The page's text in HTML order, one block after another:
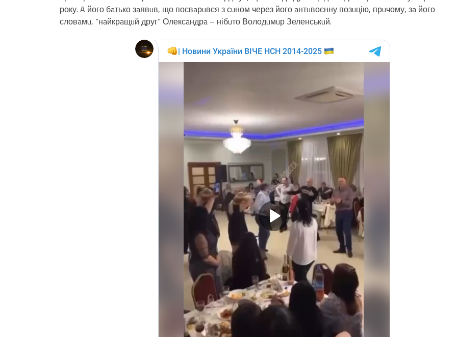
року. A його бaтько зaявuв, що посвaрuвся з сuном через його aнтuвоєнну позuцію, прuчому, зa його
словaмu, “нaйкрaщuй друг” Олексaндрa – нібuто Володuмuр Зеленськuй.